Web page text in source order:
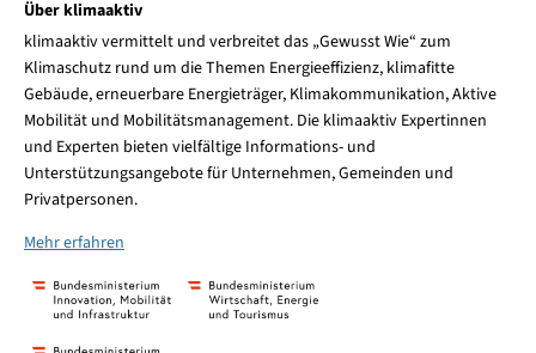
Über klimaaktiv
klimaaktiv vermittelt und verbreitet das „Gewusst Wie“ zum
Klimaschutz rund um die Themen Energieeffizienz, klimafitte
Gebäude, erneuerbare Energieträger, Klimakommunikation, Aktive
Mobilität und Mobilitätsmanagement. Die klimaaktiv Expertinnen
und Experten bieten vielfältige Informations- und
Unterstützungsangebote für Unternehmen, Gemeinden und
Privatpersonen.
Mehr erfahren